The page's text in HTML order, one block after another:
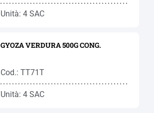
Unità: 4 SAC
GYOZA VERDURA 500G CONG.
Cod.: TT71T
Unità: 4 SAC